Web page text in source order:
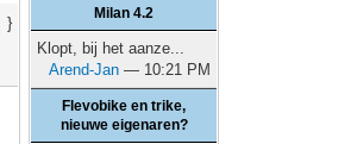
}
Milan 4.2
Klopt, bij het aanze...
Arend-Jan — 10:21 PM
Flevobike en trike,
nieuwe eigenaren?